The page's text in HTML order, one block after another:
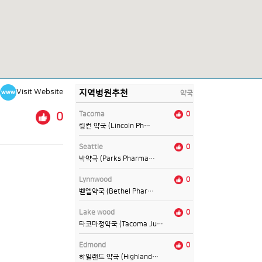
지역병원추천 약국
Tacoma
0
링컨 약국 (Lincoln Ph…
Seattle
0
박약국 (Parks Pharma…
Lynnwood
0
벧엘약국 (Bethel Phar…
Lake wood
0
타코마정약국 (Tacoma Ju…
Edmond
0
하일랜드 약국 (Highland…
Visit Website
0